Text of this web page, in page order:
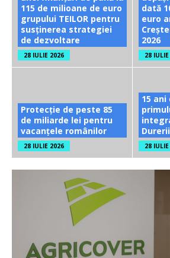
115 de milioane de euro
grupului TEILOR pentru
susținerea strategiei
de dezvoltare
28 IULIE 2026
dată
euro
2026
28
Protecție de peste 85
de miliarde lei pentru
vacanțele românilor
28 IULIE 2026
15
28